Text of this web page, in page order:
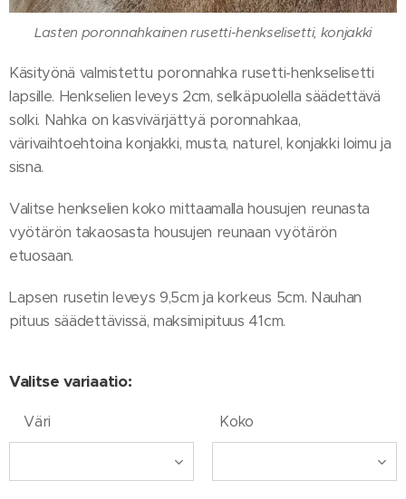
Lasten poronnahkainen rusetti-henkselisetti, konjakki
Käsityönä valmistettu poronnahka rusetti-henkselisetti
lapsille. Henkselien leveys 2cm, selkäpuolella säädettävä
solki. Nahka on kasvivärjättyä poronnahkaa,
värivaihtoehtoina konjakki, musta, naturel, konjakki loimu ja
sisna.
Valitse henkselien koko mittaamalla housujen reunasta
vyötärön takaosasta housujen reunaan vyötärön
etuosaan.
Lapsen rusetin leveys 9,5cm ja korkeus 5cm. Nauhan
pituus säädettävissä, maksimipituus 41cm.
Valitse variaatio:
Väri Koko